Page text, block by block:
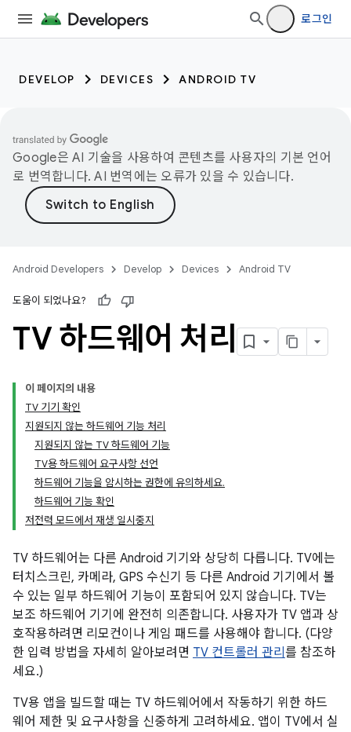
로그인
DEVELOP DEVICES ANDROID TV
Google은 AI 기술을 사용하여 콘텐츠를 사용자의 기본 언어
로 번역합니다. AI 번역에는 오류가 있을 수 있습니다.
Android Developers Develop Devices Android TV
도움이 되었나요?
TV 하드웨어 처리
이 페이지의 내용
TV 기기 확인
지원되지 않는 하드웨어 기능 처리
지원되지 않는 TV 하드웨어 기능
TV용 하드웨어 요구사항 선언
하드웨어 기능을 암시하는 권한에 유의하세요.
하드웨어 기능 확인
저전력 모드에서 재생 일시중지
TV 하드웨어는 다른 Android 기기와 상당히 다릅니다. TV에는
터치스크린, 카메라, GPS 수신기 등 다른 Android 기기에서 볼
수 있는 일부 하드웨어 기능이 포함되어 있지 않습니다. TV는
보조 하드웨어 기기에 완전히 의존합니다. 사용자가 TV 앱과 상
호작용하려면 리모컨이나 게임 패드를 사용해야 합니다. (다양
한 입력 방법을 자세히 알아보려면 TV 컨트롤러 관리 를 참조하
세요.)
TV용 앱을 빌드할 때는 TV 하드웨어에서 작동하기 위한 하드
웨어 제한 및 요구사항을 신중하게 고려하세요. 앱이 TV에서 실